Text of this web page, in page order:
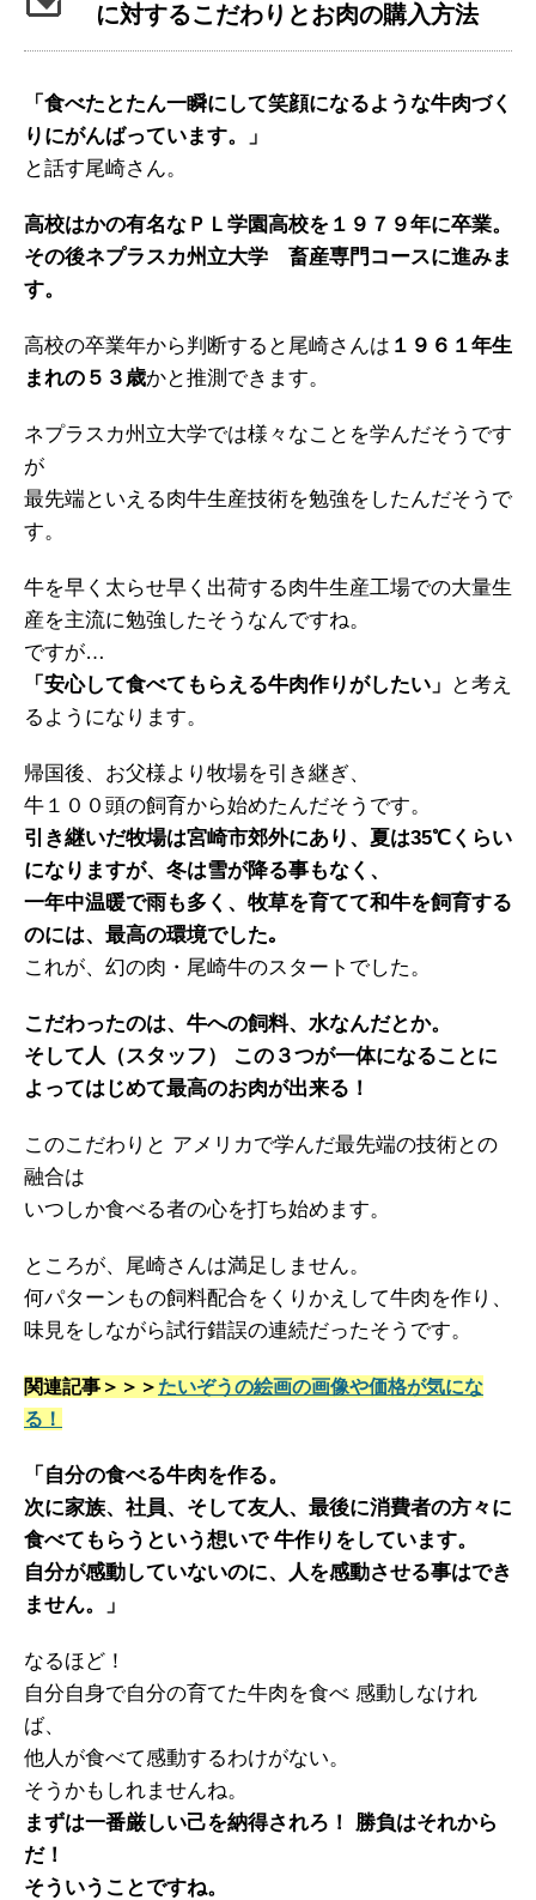
に対するこだわりとお肉の購入方法
「食べたとたん一瞬にして笑顔になるような牛肉づく
りにがんばっています。」
と話す尾崎さん。
高校はかの有名なＰＬ学園高校を１９７９年に卒業。
その後ネプラスカ州立大学 畜産専門コースに進みま
す。
高校の卒業年から判断すると尾崎さんは １９６１年生
まれの５３歳かと推測できます。
ネプラスカ州立大学では様々なことを学んだそうです
が
最先端といえる肉牛生産技術を勉強をしたんだそうで
す。
牛を早く太らせ早く出荷する肉牛生産工場での大量生
産を主流に勉強したそうなんですね。
ですが…
「安心して食べてもらえる牛肉作りがしたい」
と考え
るようになります。
帰国後、お父様より牧場を引き継ぎ、
牛１００頭の飼育から始めたんだそうです。
引き継いだ牧場は宮崎市郊外にあり、夏は35℃くらい
になりますが、冬は雪が降る事もなく、
一年中温暖で雨も多く、牧草を育てて和牛を飼育する
のには、最高の環境でした｡
これが、幻の肉・尾崎牛のスタートでした。
こだわったのは、牛への飼料、水なんだとか。
そして人（スタッフ） この３つが一体になることに
よってはじめて最高のお肉が出来る！
このこだわりと アメリカで学んだ最先端の技術との
融合は
いつしか食べる者の心を打ち始めます。
ところが、尾崎さんは満足しません。
何パターンもの飼料配合をくりかえして牛肉を作り、
味見をしながら試行錯誤の連続だったそうです。
関連記事＞＞＞ たいぞうの絵画の画像や価格が気にな
る！
「自分の食べる牛肉を作る。
次に家族、社員、そして友人、最後に消費者の方々に
食べてもらうという想いで 牛作りをしています。
自分が感動していないのに、人を感動させる事はでき
ません。」
なるほど！
自分自身で自分の育てた牛肉を食べ 感動しなけれ
ば、
他人が食べて感動するわけがない。
そうかもしれませんね。
まずは一番厳しい己を納得されろ！ 勝負はそれから
だ！
そういうことですね。